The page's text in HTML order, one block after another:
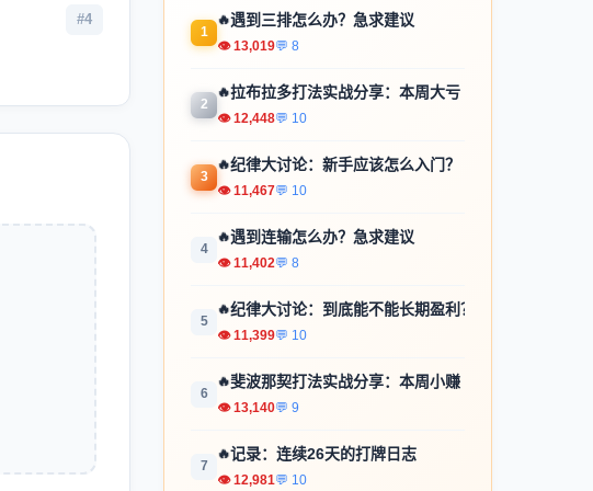
#4
1
🔥遇到三排怎么办？急求建议
👁 13,019💬 8
2
🔥拉布拉多打法实战分享：本周大亏
👁 12,448💬 10
3
🔥纪律大讨论：新手应该怎么入门？
👁 11,467💬 10
4
🔥遇到连输怎么办？急求建议
👁 11,402💬 8
5
🔥纪律大讨论：到底能不能长期盈利？
👁 11,399💬 10
6
🔥斐波那契打法实战分享：本周小赚
👁 13,140💬 9
7
🔥记录：连续26天的打牌日志
👁 12,981💬 10